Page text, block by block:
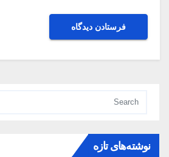
نوشته‌های تازه